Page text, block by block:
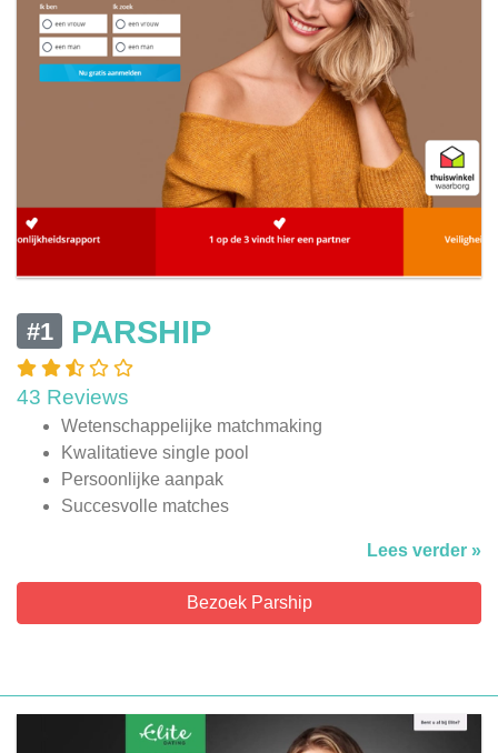
#1 PARSHIP
43 Reviews
Wetenschappelijke matchmaking
Kwalitatieve single pool
Persoonlijke aanpak
Succesvolle matches
Lees verder »
Bezoek Parship